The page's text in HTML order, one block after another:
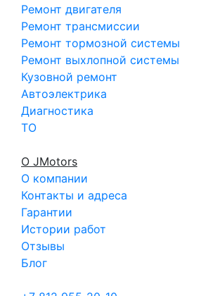
Ремонт двигателя
Ремонт трансмиссии
Ремонт тормозной системы
Ремонт выхлопной системы
Кузовной ремонт
Автоэлектрика
Диагностика
ТО
О JMotors
О компании
Контакты и адреса
Гарантии
Истории работ
Отзывы
Блог